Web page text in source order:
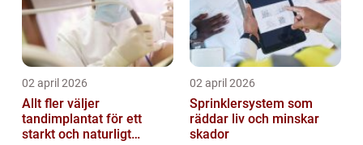
02 april 2026
Allt fler väljer
tandimplantat för ett
starkt och naturligt
02 april 2026
Sprinklersystem som
räddar liv och minskar
skador